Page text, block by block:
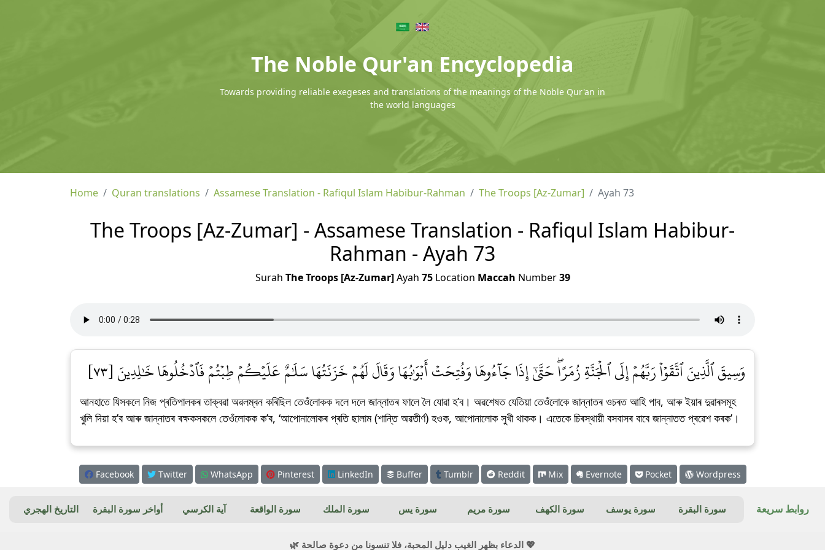
The Noble Qur'an Encyclopedia
Towards providing reliable exegeses and translations of the meanings of the Noble Qur'an in
the world languages
Home Quran translations Assamese Translation - Rafiqul Islam Habibur-Rahman The Troops [Az-Zumar] Ayah 73
The Troops [Az-Zumar] - Assamese Translation - Rafiqul Islam Habibur-
Rahman - Ayah 73
Surah The Troops [Az-Zumar]Ayah 75Location Maccah Number39
وَسِيقَ ٱلَّذِينَ ٱتَّقَوۡاْ رَبَّهُمۡ إِلَى ٱلۡجَنَّةِ زُمَرًاۖ حَتَّىٰٓ إِذَا جَآءُوهَا وَفُتِحَتۡ أَبۡوَٰبُهَا وَقَالَ لَهُمۡ خَزَنَتُهَا سَلَٰمٌ عَلَيۡكُمۡ طِبۡتُمۡ فَٱدۡخُلُوهَا خَٰلِدِينَ [٧٣]
আনহাতে যিসকলে নিজ প্ৰতিপালকৰ তাক্বৱা অৱলম্বন কৰিছিল তেওঁলোকক দলে দলে জান্নাতৰ ফালে লৈ যোৱা হ’ব। অৱশেষত যেতিয়া তেওঁলোকে জান্নাতৰ ওচৰত আহি পাব, আৰু ইয়াৰ দুৱাৰসমূহ
খুলি দিয়া হ’ব আৰু জান্নাতৰ ৰক্ষকসকলে তেওঁলোকক ক’ব, ‘আপোনালোকৰ প্ৰতি ছালাম (শান্তি অৱতীৰ্ণ) হওক, আপোনালোক সুখী থাকক। এতেকে চিৰস্থায়ী বসবাসৰ বাবে জান্নাতত প্ৰৱেশ কৰক’।
Facebook Twitter WhatsApp Pinterest LinkedIn Buffer Tumblr Reddit Mix Evernote Pocket Wordpress
روابط سريعة سورة البقرة سورة يوسف سورة الكهف سورة مريم سورة يس سورة الملك سورة الواقعة آية الكرسي أواخر سورة البقرة التاريخ الهجري
💖 الدعاء بظهر الغيب دليل المحبة، فلا تنسونا من دعوة صالحة 🌿